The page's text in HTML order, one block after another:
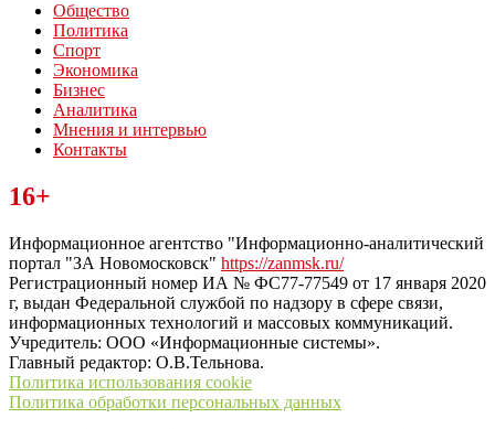
Общество
Политика
Спорт
Экономика
Бизнес
Аналитика
Мнения и интервью
Контакты
Читайте последние новости дня в Тульской области на сайте
“ЗаНовомосковск”
16+
Информационное агентство "Информационно-аналитический
портал "ЗА Новомосковск" https://zanmsk.ru/
Регистрационный номер ИА № ФС77-77549 от 17 января 2020
г, выдан Федеральной службой по надзору в сфере связи,
информационных технологий и массовых коммуникаций.
Учредитель: ООО «Информационные системы».
Главный редактор: О.В.Тельнова.
Политика использования cookie
Политика обработки персональных данных